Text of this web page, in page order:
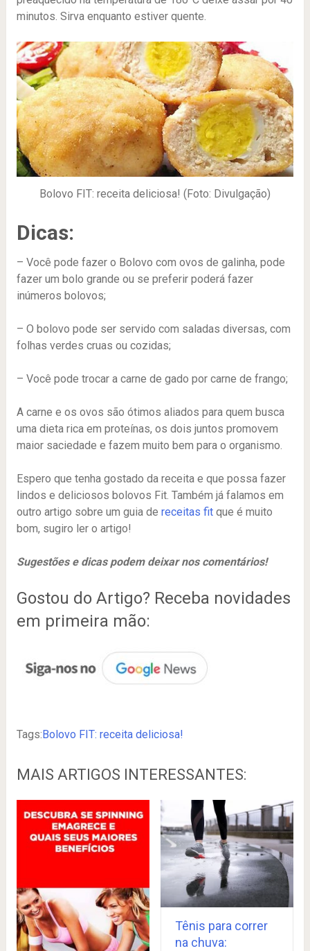
minutos. Sirva enquanto estiver quente.
Bolovo FIT: receita deliciosa! (Foto: Divulgação)
Dicas:
– Você pode fazer o Bolovo com ovos de galinha, pode
fazer um bolo grande ou se preferir poderá fazer
inúmeros bolovos;
– O bolovo pode ser servido com saladas diversas, com
folhas verdes cruas ou cozidas;
– Você pode trocar a carne de gado por carne de frango;
A carne e os ovos são ótimos aliados para quem busca
uma dieta rica em proteínas, os dois juntos promovem
maior saciedade e fazem muito bem para o organismo.
Espero que tenha gostado da receita e que possa fazer
lindos e deliciosos bolovos Fit. Também já falamos em
outro artigo sobre um guia de receitas fitque é muito
bom, sugiro ler o artigo!
Sugestões e dicas podem deixar nos comentários!
Gostou do Artigo? Receba novidades
em primeira mão:
Tags:Bolovo FIT: receita deliciosa!
MAIS ARTIGOS INTERESSANTES:
Tênis para correr
na chuva: